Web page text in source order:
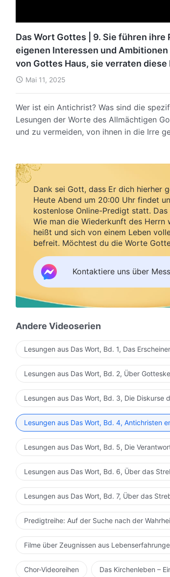
Das Wort Gottes | 9. Sie führen
eigenen Interessen und
von Gottes Haus, sie verraten
Ruhm ein (Teil 7) (Abschnitt Drei)
Mai 11, 2025
Wer ist ein Antichrist? Was sind die
Lesungen der Worte des Allmächtigen
und zu vermeiden, von ihnen in die Irre
Dank sei Gott, dass Er dich hierher
Heute Abend um 20:00 Uhr findet
kostenlose Online-Predigt statt. Das
Wie man die Wiederkunft des Herrn
heißt und sich von einem Leben
befreit. Möchtest du die Worte
Kontaktiere uns über
Andere Videoserien
Lesungen aus Das Wort, Bd. 1, Das
Lesungen aus Das Wort, Bd. 2, Über
Lesungen aus Das Wort, Bd. 3, Die Diskurse
Lesungen aus Das Wort, Bd. 4, Antichristen
Lesungen aus Das Wort, Bd. 5, Die
Lesungen aus Das Wort, Bd. 6, Über das
Lesungen aus Das Wort, Bd. 7, Über das
Predigtreihe: Auf der Suche nach der
Filme über Zeugnissen aus
Chor-Videoreihen Das Kirchenleben –